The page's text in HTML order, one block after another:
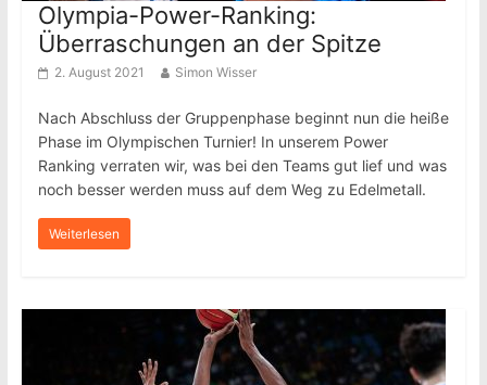
Olympia-Power-Ranking:
Überraschungen an der Spitze
2. August 2021 Simon Wisser
Nach Abschluss der Gruppenphase beginnt nun die heiße
Phase im Olympischen Turnier! In unserem Power
Ranking verraten wir, was bei den Teams gut lief und was
noch besser werden muss auf dem Weg zu Edelmetall.
Weiterlesen